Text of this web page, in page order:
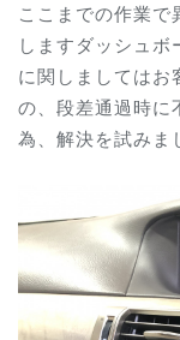
ここまでの作業
しますダッシュ
に関しましてはお
の、段差通過時に
為、解決を試みま